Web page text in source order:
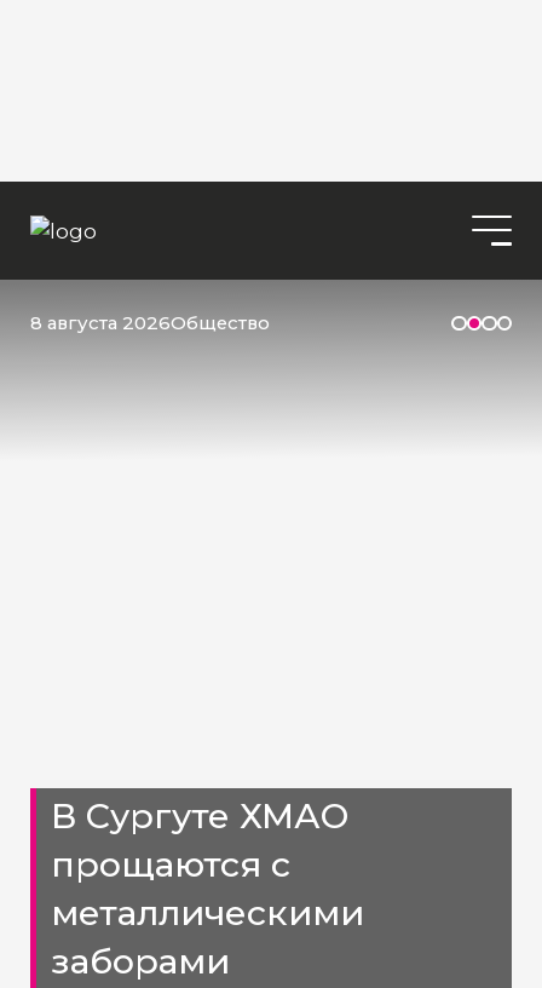
8 августа 2026Общество
В Сургуте ХМАО
прощаются с
металлическими
заборами